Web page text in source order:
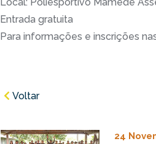
Entrada gratuita
Para informações e inscrições
Voltar
24